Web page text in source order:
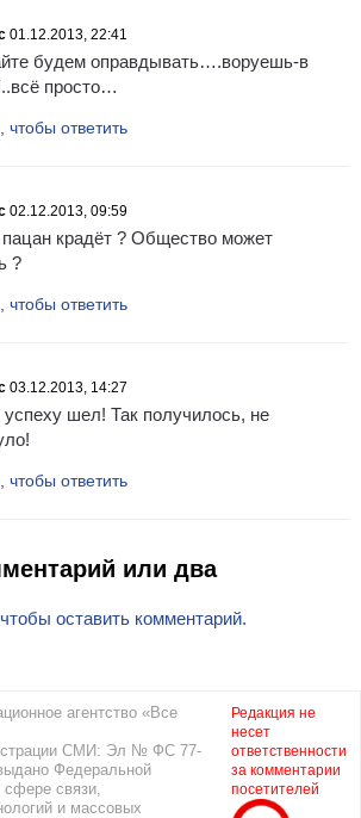
01.12.2013, 22:41
будем оправдывать….воруешь-в
просто…
чтобы ответить
02.12.2013, 09:59
крадёт ? Общество может
?
чтобы ответить
03.12.2013, 14:27
шел! Так получилось, не
чтобы ответить
или два
оставить комментарий.
агентство «Все
СМИ: Эл № ФС 77-
Федеральной
сфере связи,
и массовых
Редакция не
несет
ответственности
за комментарии
посетителей